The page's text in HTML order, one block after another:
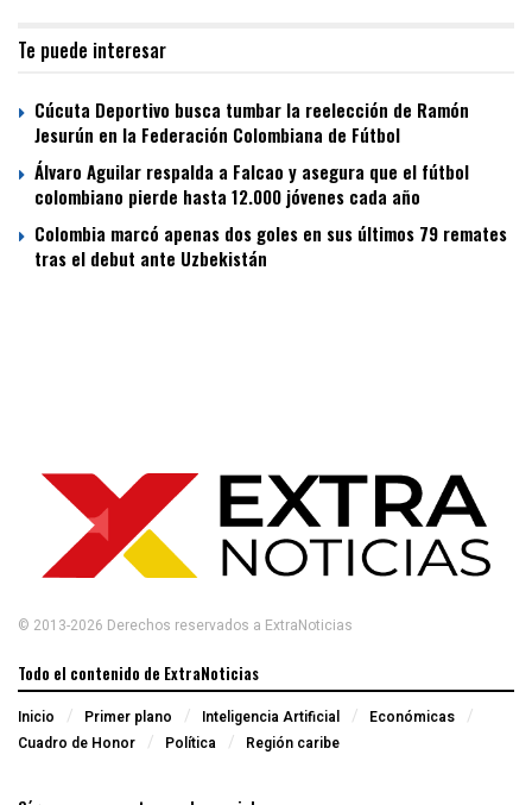
Te puede interesar
Cúcuta Deportivo busca tumbar la reelección de Ramón
Jesurún en la Federación Colombiana de Fútbol
Álvaro Aguilar respalda a Falcao y asegura que el fútbol
colombiano pierde hasta 12.000 jóvenes cada año
Colombia marcó apenas dos goles en sus últimos 79 remates
tras el debut ante Uzbekistán
© 2013-2026 Derechos reservados a ExtraNoticias
Todo el contenido de ExtraNoticias
Inicio Primer plano Inteligencia Artificial
Económicas
Cuadro de Honor
Política Región caribe